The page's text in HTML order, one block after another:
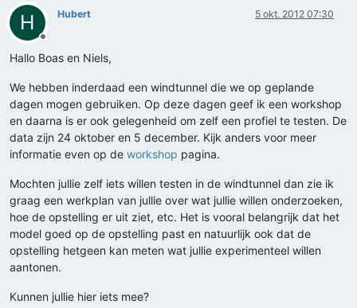
H
Offline
Hubert 5 okt. 2012 07:30
Hallo Boas en Niels,
We hebben inderdaad een windtunnel die we op geplande
dagen mogen gebruiken. Op deze dagen geef ik een workshop
en daarna is er ook gelegenheid om zelf een profiel te testen. De
data zijn 24 oktober en 5 december. Kijk anders voor meer
informatie even op de workshop pagina.
Mochten jullie zelf iets willen testen in de windtunnel dan zie ik
graag een werkplan van jullie over wat jullie willen onderzoeken,
hoe de opstelling er uit ziet, etc. Het is vooral belangrijk dat het
model goed op de opstelling past en natuurlijk ook dat de
opstelling hetgeen kan meten wat jullie experimenteel willen
aantonen.
Kunnen jullie hier iets mee?